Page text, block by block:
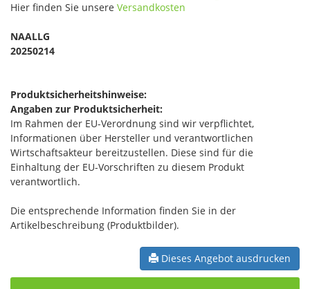
Hier finden Sie unsere Versandkosten
NAALLG
20250214
Produktsicherheitshinweise:
Angaben zur Produktsicherheit:
Im Rahmen der EU-Verordnung sind wir verpflichtet,
Informationen über Hersteller und verantwortlichen
Wirtschaftsakteur bereitzustellen. Diese sind für die
Einhaltung der EU-Vorschriften zu diesem Produkt
verantwortlich.
Die entsprechende Information finden Sie in der
Artikelbeschreibung (Produktbilder).
Dieses Angebot ausdrucken